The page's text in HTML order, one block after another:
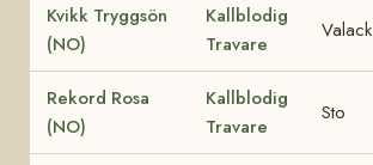
Kvikk Tryggsön
(NO)
Kallblodig
Travare
Valack
Rekord Rosa
(NO)
Kallblodig
Travare
Sto